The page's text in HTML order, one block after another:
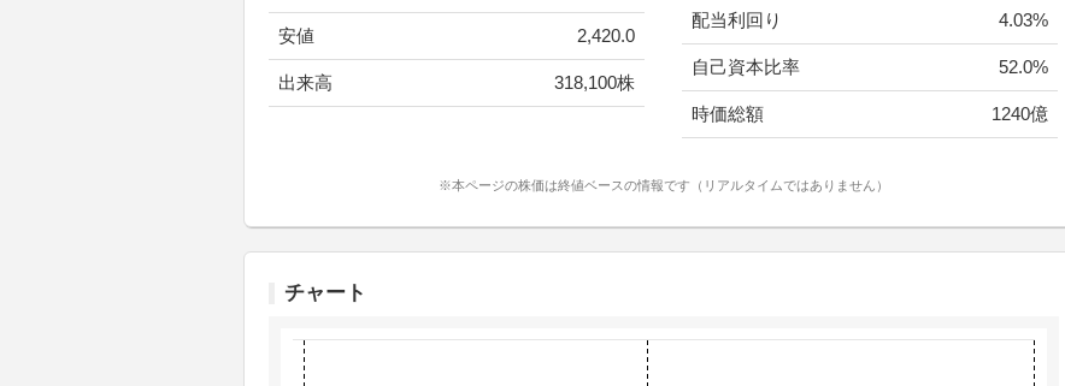
安値 2,420.0
出来高 318,100株
配当利回り 4.03%
自己資本比率 52.0%
時価総額 1240億
※本ページの株価は終値ベースの情報です（リアルタイムではありません）
チャート